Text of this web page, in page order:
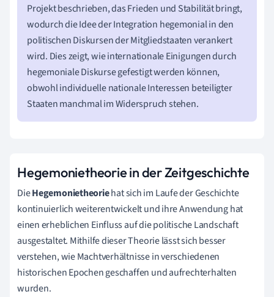
Projekt beschrieben, das Frieden und Stabilität bringt,
wodurch die Idee der Integration hegemonial in den
politischen Diskursen der Mitgliedstaaten verankert
wird. Dies zeigt, wie internationale Einigungen durch
hegemoniale Diskurse gefestigt werden können,
obwohl individuelle nationale Interessen beteiligter
Staaten manchmal im Widerspruch stehen.
Hegemonietheorie in der Zeitgeschichte
DieHegemonietheoriehat sich im Laufe der Geschichte
kontinuierlich weiterentwickelt und ihre Anwendung hat
einen erheblichen Einfluss auf die politische Landschaft
ausgestaltet. Mithilfe dieser Theorie lässt sich besser
verstehen, wie Machtverhältnisse in verschiedenen
historischen Epochen geschaffen und aufrechterhalten
wurden.